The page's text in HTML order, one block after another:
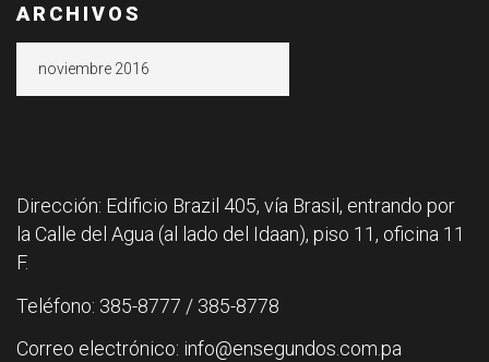
ARCHIVOS
Dirección: Edificio Brazil 405, vía Brasil, entrando por
la Calle del Agua (al lado del Idaan), piso 11, oficina 11
F.
Teléfono: 385-8777 / 385-8778
Correo electrónico: info@ensegundos.com.pa